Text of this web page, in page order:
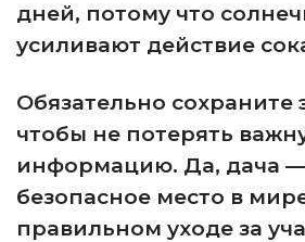
дней, потому что
усиливают действие
Обязательно сохраните
чтобы не потерять
информацию. Да, дача
безопасное место в
правильном уходе за